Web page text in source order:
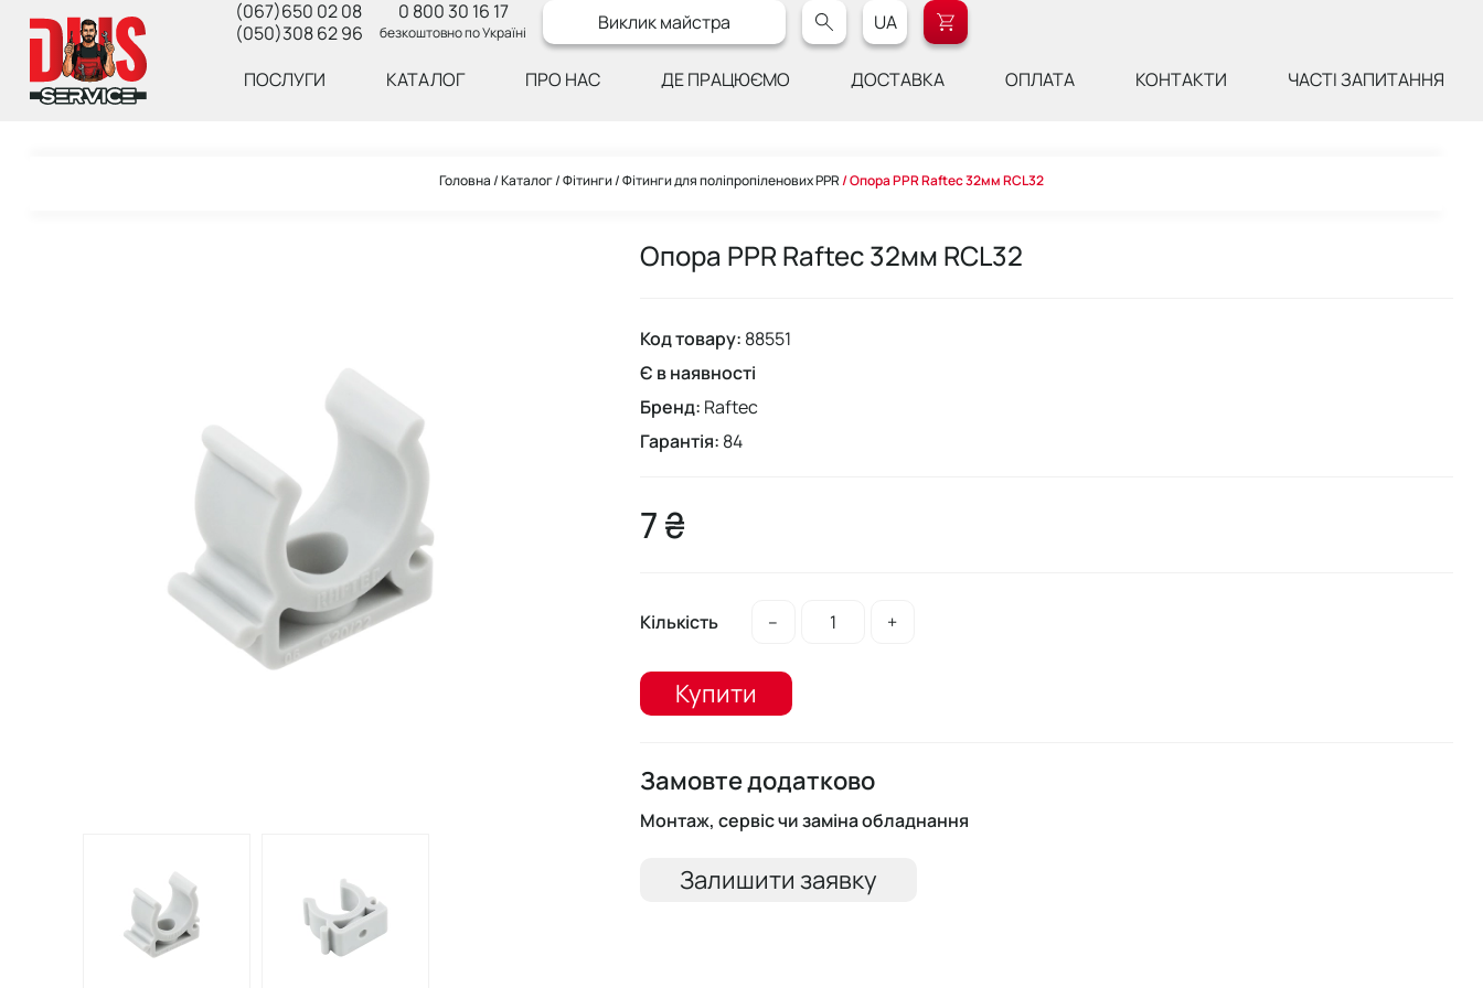
(067)650 02 08
(050)308 62 96
0 800 30 16 17
безкоштовно по Україні Виклик майстра UA
ПОСЛУГИ КАТАЛОГ ПРО НАС ДЕ ПРАЦЮЄМО ДОСТАВКА ОПЛАТА КОНТАКТИ ЧАСТІ ЗАПИТАННЯ
Головна Каталог Фітинги Фітинги для поліпропіленових PPR Опора PPR Raftec 32мм RCL32
Опора PPR Raftec 32мм RCL32
Код товару: 88551
Є в наявності
Бренд: Raftec
Гарантія: 84
7 ₴
Кількість – +
Купити
Замовте додатково
Монтаж, сервіс чи заміна обладнання
Залишити заявку